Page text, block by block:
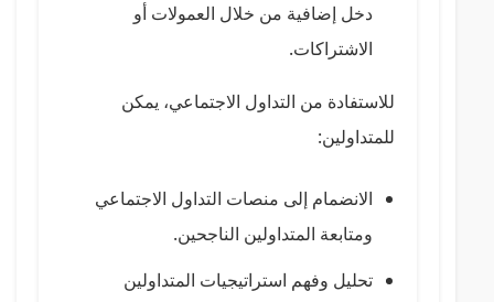
دخل إضافية من خلال العمولات أو
الاشتراكات.
للاستفادة من التداول الاجتماعي، يمكن
للمتداولين:
الانضمام إلى منصات التداول الاجتماعي
ومتابعة المتداولين الناجحين.
تحليل وفهم استراتيجيات المتداولين